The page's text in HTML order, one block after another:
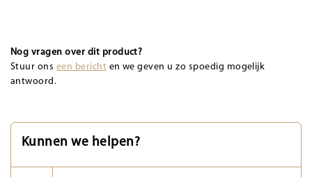
Nog vragen over dit product?
Stuur ons een bericht en we geven u zo spoedig mogelijk
antwoord.
Kunnen we helpen?